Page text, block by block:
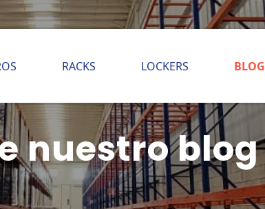
RACKS LOCKERS BLOG
nuestro blog